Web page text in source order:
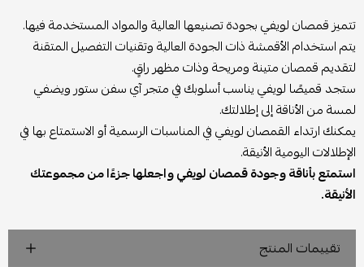
تتميز قمصان لويفي بجودة تصنيعها العالية والمواد المستخدمة فيها.
يتم استخدام الأقمشة ذات الجودة العالية وتقنيات التفصيل المتقنة
لتقديم قمصان متينة ومريحة وذات مظهر راقٍ.
ستجد قميصًا لويفي يناسب أسلوبك في متجر آي سفن ستور ويضفي
لمسة من الأناقة إلى إطلالتك.
يمكنك ارتداء القمصان لويفي في المناسبات الرسمية أو الاستمتاع بها في
الإطلالات اليومية الأنيقة.
استمتع بأناقة وجودة قمصان لويفي واجعلها جزءًا من مجموعتك
الأنيقة.
تقييمات المنتج